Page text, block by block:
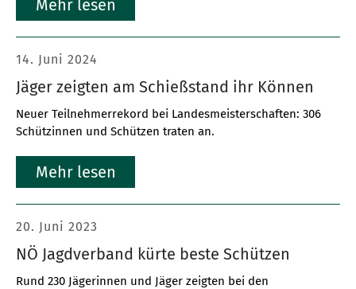
Mehr lesen
Jäger zeigten am Schießstand ihr Können
Neuer Teilnehmerrekord bei Landesmeisterschaften: 306
Schützinnen und Schützen traten an.
14. Juni 2024
Mehr lesen
NÖ Jagdverband kürte beste Schützen
Rund 230 Jägerinnen und Jäger zeigten bei den
20. Juni 2023